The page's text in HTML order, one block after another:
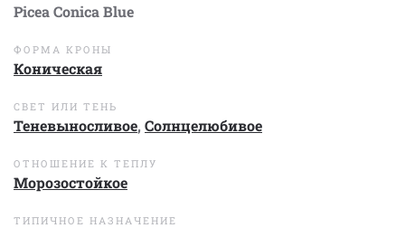
Picea Conica Blue
ФОРМА КРОНЫ
Коническая
СВЕТ ИЛИ ТЕНЬ
Теневыносливое, Солнцелюбивое
ОТНОШЕНИЕ К ТЕПЛУ
Морозостойкое
ТИПИЧНОЕ НАЗНАЧЕНИЕ